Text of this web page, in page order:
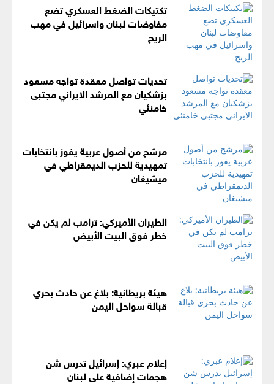
تكتيكات الضغط العسكري تضع
مفاوضات لبنان واسرائيل في مهب
الريح
تحديات تواصل معقدة تواجه مسعود
بزشكيان مع المرشد الايراني مجتبى
خامنئي
مرشح من أصول عربية يفوز بانتخابات
تمهيدية للحزب الديمقراطي في
ميشيغان
الطيران الأميركي: ترامب لم يكن في
خطر فوق البيت الأبيض
هيئة بريطانية: بلاغ عن حادث بحري
قبالة سواحل اليمن
إعلام عبري: إسرائيل تدرس شن
هجمات إضافية على لبنان